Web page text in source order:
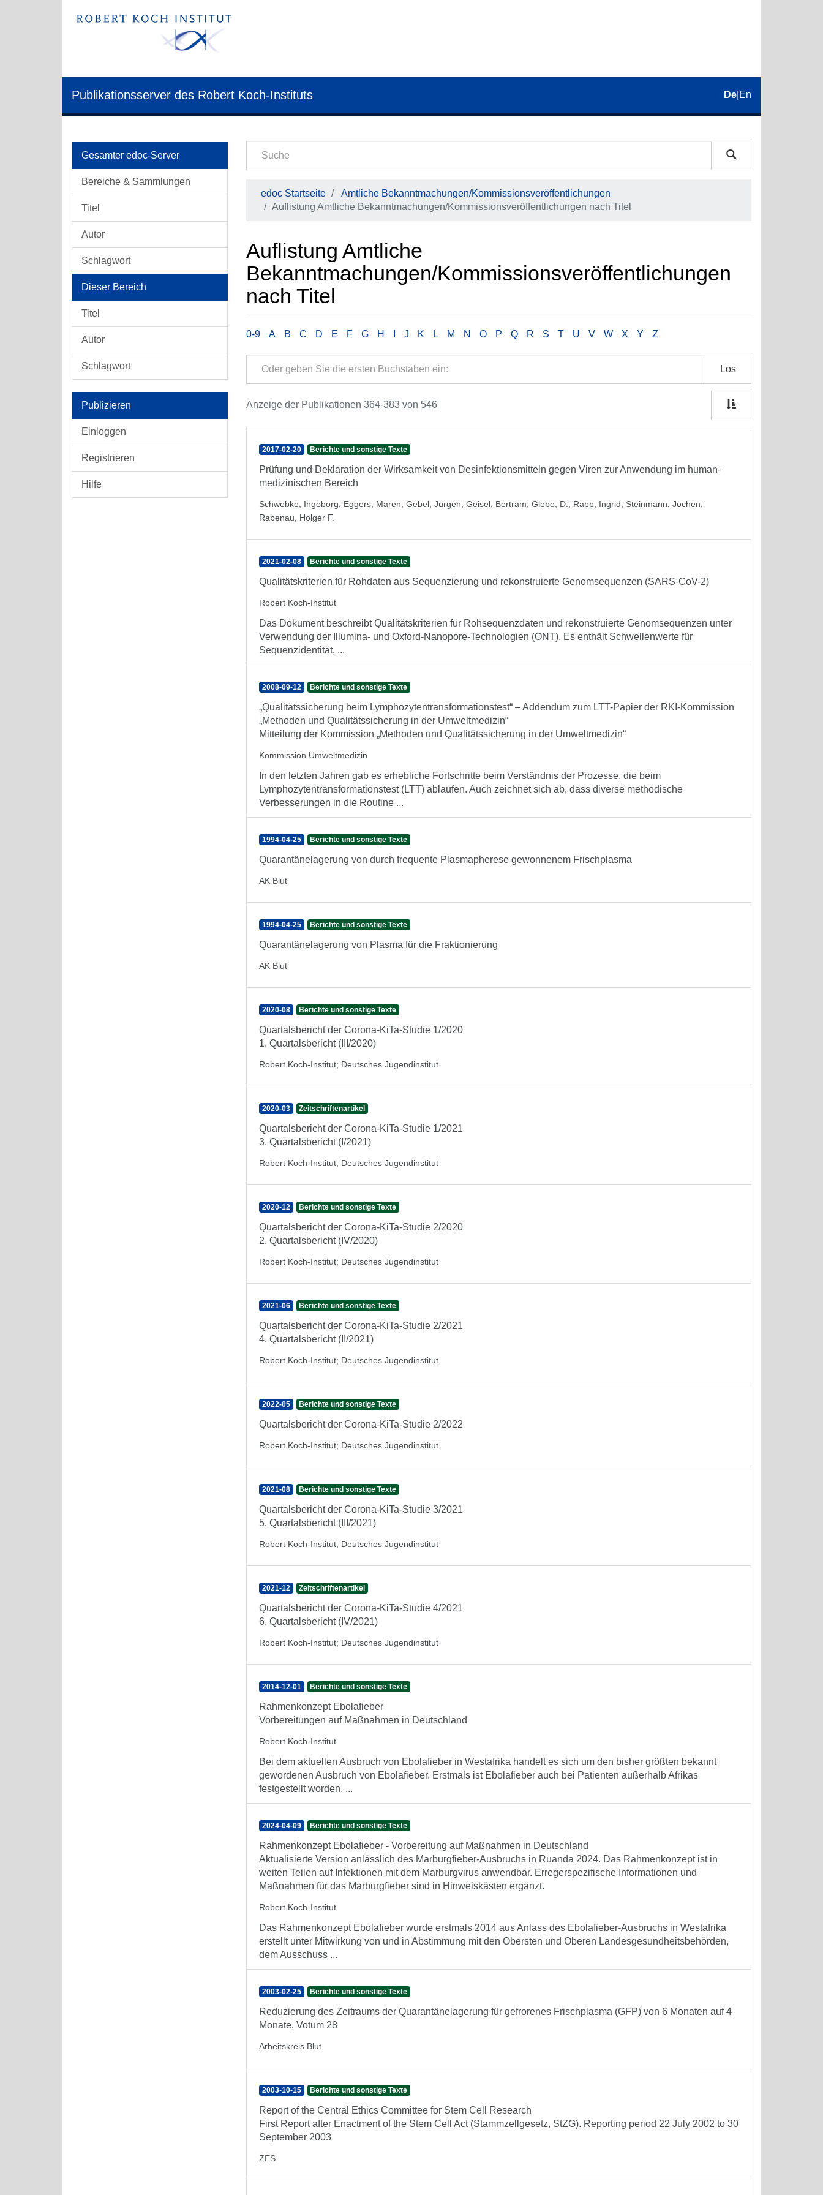
Publikationsserver des Robert Koch-Instituts De En
Gesamter edoc-Server
Bereiche & Sammlungen
Titel
Autor
Schlagwort
Dieser Bereich
Titel
Autor
Schlagwort
Publizieren
Einloggen
Registrieren
Hilfe
edoc Startseite
Amtliche Bekanntmachungen/Kommissionsveröffentlichungen
Auflistung Amtliche Bekanntmachungen/Kommissionsveröffentlichungen nach Titel
Auflistung Amtliche
Bekanntmachungen/Kommissionsveröffentlichungen
nach Titel
0-9 A B C D E F G H J K L M N O P Q R S T U V W X Y Z
Los
Anzeige der Publikationen 364-383 von 546
2017-02-20 Berichte und sonstige Texte
Prüfung und Deklaration der Wirksamkeit von Desinfektionsmitteln gegen Viren zur Anwendung im human-
medizinischen Bereich
Schwebke, Ingeborg; Eggers, Maren; Gebel, Jürgen; Geisel, Bertram; Glebe, D. ; Rapp, Ingrid; Steinmann, Jochen;
Rabenau, Holger F.
2021-02-08 Berichte und sonstige Texte
Qualitätskriterien für Rohdaten aus Sequenzierung und rekonstruierte Genomsequenzen (SARS-CoV-2)
Robert Koch-Institut
Das Dokument beschreibt Qualitätskriterien für Rohsequenzdaten und rekonstruierte Genomsequenzen unter
Verwendung der Illumina- und Oxford-Nanopore-Technologien (ONT). Es enthält Schwellenwerte für
Sequenzidentität, ...
2008-09-12 Berichte und sonstige Texte
„Qualitätssicherung beim Lymphozytentransformationstest“ – Addendum zum LTT-Papier der RKI-Kommission
„Methoden und Qualitätssicherung in der Umweltmedizin“
Mitteilung der Kommission „Methoden und Qualitätssicherung in der Umweltmedizin“
Kommission Umweltmedizin
In den letzten Jahren gab es erhebliche Fortschritte beim Verständnis der Prozesse, die beim
Lymphozytentransformationstest (LTT) ablaufen. Auch zeichnet sich ab, dass diverse methodische
Verbesserungen in die Routine ...
1994-04-25 Berichte und sonstige Texte
Quarantänelagerung von durch frequente Plasmapherese gewonnenem Frischplasma
AK Blut
1994-04-25 Berichte und sonstige Texte
Quarantänelagerung von Plasma für die Fraktionierung
AK Blut
2020-08 Berichte und sonstige Texte
Quartalsbericht der Corona-KiTa-Studie 1/2020
1. Quartalsbericht (III/2020)
Robert Koch-Institut; Deutsches Jugendinstitut
2020-03 Zeitschriftenartikel
Quartalsbericht der Corona-KiTa-Studie 1/2021
3. Quartalsbericht (I/2021)
Robert Koch-Institut; Deutsches Jugendinstitut
2020-12 Berichte und sonstige Texte
Quartalsbericht der Corona-KiTa-Studie 2/2020
2. Quartalsbericht (IV/2020)
Robert Koch-Institut; Deutsches Jugendinstitut
2021-06 Berichte und sonstige Texte
Quartalsbericht der Corona-KiTa-Studie 2/2021
4. Quartalsbericht (II/2021)
Robert Koch-Institut; Deutsches Jugendinstitut
2022-05 Berichte und sonstige Texte
Quartalsbericht der Corona-KiTa-Studie 2/2022
Robert Koch-Institut; Deutsches Jugendinstitut
2021-08 Berichte und sonstige Texte
Quartalsbericht der Corona-KiTa-Studie 3/2021
5. Quartalsbericht (III/2021)
Robert Koch-Institut; Deutsches Jugendinstitut
2021-12 Zeitschriftenartikel
Quartalsbericht der Corona-KiTa-Studie 4/2021
6. Quartalsbericht (IV/2021)
Robert Koch-Institut; Deutsches Jugendinstitut
2014-12-01 Berichte und sonstige Texte
Rahmenkonzept Ebolafieber
Vorbereitungen auf Maßnahmen in Deutschland
Robert Koch-Institut
Bei dem aktuellen Ausbruch von Ebolafieber in Westafrika handelt es sich um den bisher größten bekannt
gewordenen Ausbruch von Ebolafieber. Erstmals ist Ebolafieber auch bei Patienten außerhalb Afrikas
festgestellt worden. ...
2024-04-09 Berichte und sonstige Texte
Rahmenkonzept Ebolafieber - Vorbereitung auf Maßnahmen in Deutschland
Aktualisierte Version anlässlich des Marburgfieber-Ausbruchs in Ruanda 2024. Das Rahmenkonzept ist in
weiten Teilen auf Infektionen mit dem Marburgvirus anwendbar. Erregerspezifische Informationen und
Maßnahmen für das Marburgfieber sind in Hinweiskästen ergänzt.
Robert Koch-Institut
Das Rahmenkonzept Ebolafieber wurde erstmals 2014 aus Anlass des Ebolafieber-Ausbruchs in Westafrika
erstellt unter Mitwirkung von und in Abstimmung mit den Obersten und Oberen Landesgesundheitsbehörden,
dem Ausschuss ...
2003-02-25 Berichte und sonstige Texte
Reduzierung des Zeitraums der Quarantänelagerung für gefrorenes Frischplasma (GFP) von 6 Monaten auf 4
Monate, Votum 28
Arbeitskreis Blut
2003-10-15 Berichte und sonstige Texte
Report of the Central Ethics Committee for Stem Cell Research
First Report after Enactment of the Stem Cell Act (Stammzellgesetz, StZG). Reporting period 22 July 2002 to 30
September 2003
ZES